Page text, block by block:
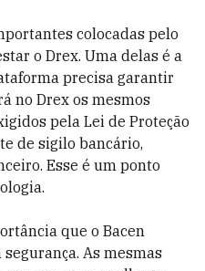
colocadas pelo
o Drex. Uma delas é a
precisa garantir
no Drex os mesmos
pela Lei de Proteção
de sigilo bancário,
Esse é um ponto
que o Bacen
As mesmas